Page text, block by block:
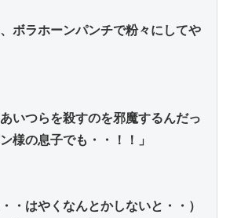
、ボラホーンパンチで粉々にしてや
いつらを殺すのを邪魔するんだっ
様の息子でも・・！！」
・はやくなんとかしないと・・）